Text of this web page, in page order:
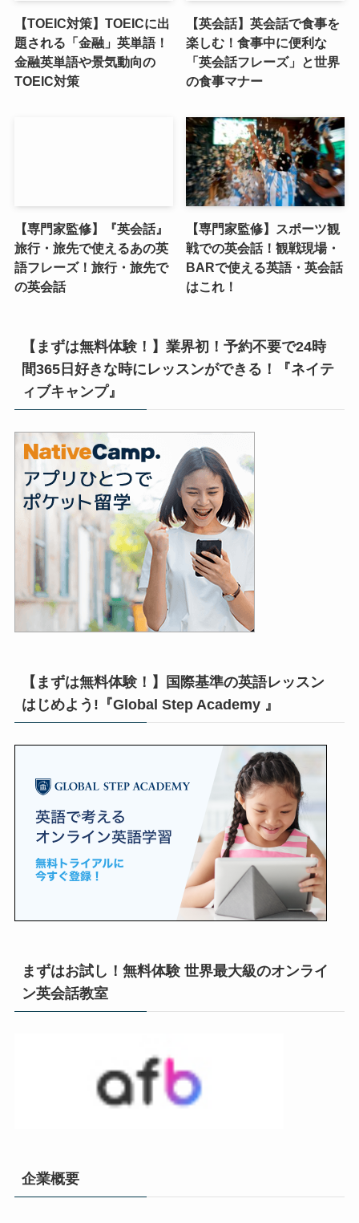
【TOEIC対策】TOEICに出
題される「金融」英単語！
金融英単語や景気動向の
TOEIC対策
【英会話】英会話で食事を
楽しむ！食事中に便利な
「英会話フレーズ」と世界
の食事マナー
【専門家監修】『英会話』
旅行・旅先で使えるあの英
語フレーズ！旅行・旅先で
の英会話
【専門家監修】スポーツ観
戦での英会話！観戦現場・
BARで使える英語・英会話
はこれ！
【まずは無料体験！】業界初！予約不要で24時
間365日好きな時にレッスンができる！『ネイテ
ィブキャンプ』
【まずは無料体験！】国際基準の英語レッスン
はじめよう!『Global Step Academy 』
まずはお試し！無料体験 世界最大級のオンライ
ン英会話教室
企業概要